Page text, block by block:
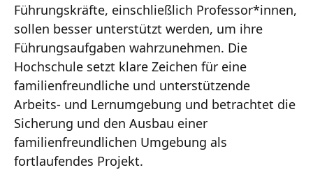
Führungskräfte, einschließlich Professor*innen,
sollen besser unterstützt werden, um ihre
Führungsaufgaben wahrzunehmen. Die
Hochschule setzt klare Zeichen für eine
familienfreundliche und unterstützende
Arbeits- und Lernumgebung und betrachtet die
Sicherung und den Ausbau einer
familienfreundlichen Umgebung als
fortlaufendes Projekt.